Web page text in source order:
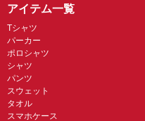
アイテム一覧
Tシャツ
パーカー
ポロシャツ
シャツ
パンツ
スウェット
タオル
スマホケース